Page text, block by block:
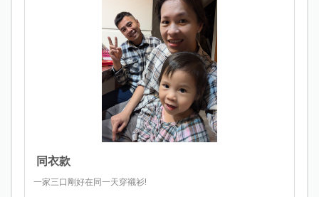
同衣款
一家三口剛好在同一天穿襯衫!